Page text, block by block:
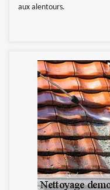
aux alentours.